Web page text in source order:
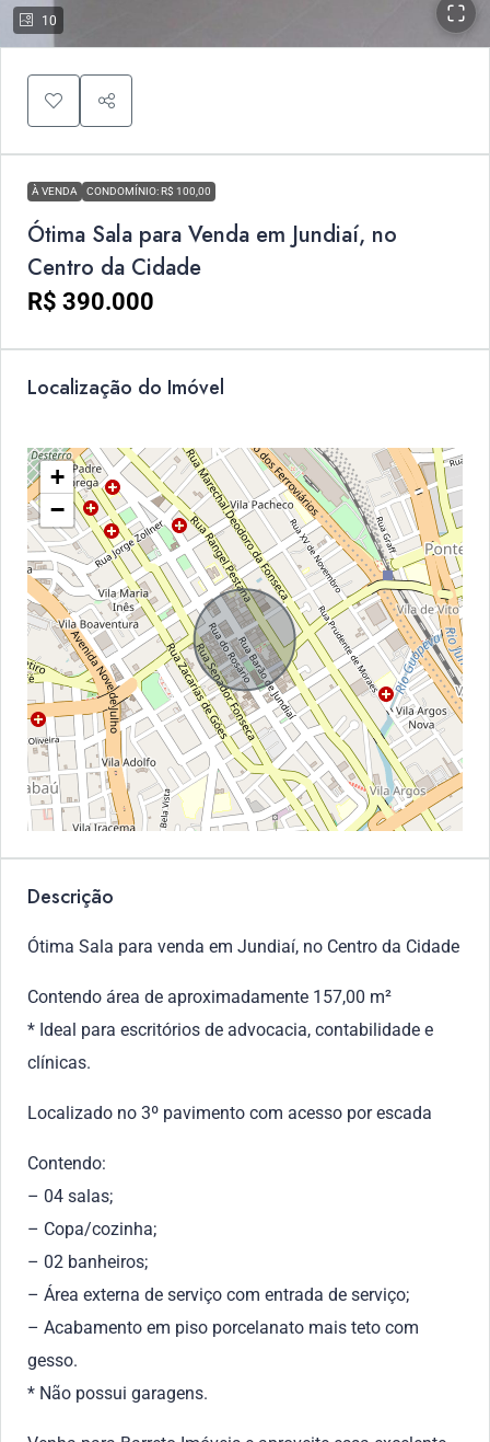
10
À VENDA CONDOMÍNIO: R$ 100,00
Ótima Sala para Venda em Jundiaí, no
Centro da Cidade
R$ 390.000
Localização do Imóvel
+
−
Descrição
Ótima Sala para venda em Jundiaí, no Centro da Cidade
Contendo área de aproximadamente 157,00 m²
* Ideal para escritórios de advocacia, contabilidade e
clínicas.
Localizado no 3º pavimento com acesso por escada
Contendo:
– 04 salas;
– Copa/cozinha;
– 02 banheiros;
– Área externa de serviço com entrada de serviço;
– Acabamento em piso porcelanato mais teto com
gesso.
* Não possui garagens.